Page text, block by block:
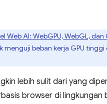
Web AI: WebGPU, WebGL, dan
beban kerja GPU
lebih sulit dari yang
browser di lingkungan